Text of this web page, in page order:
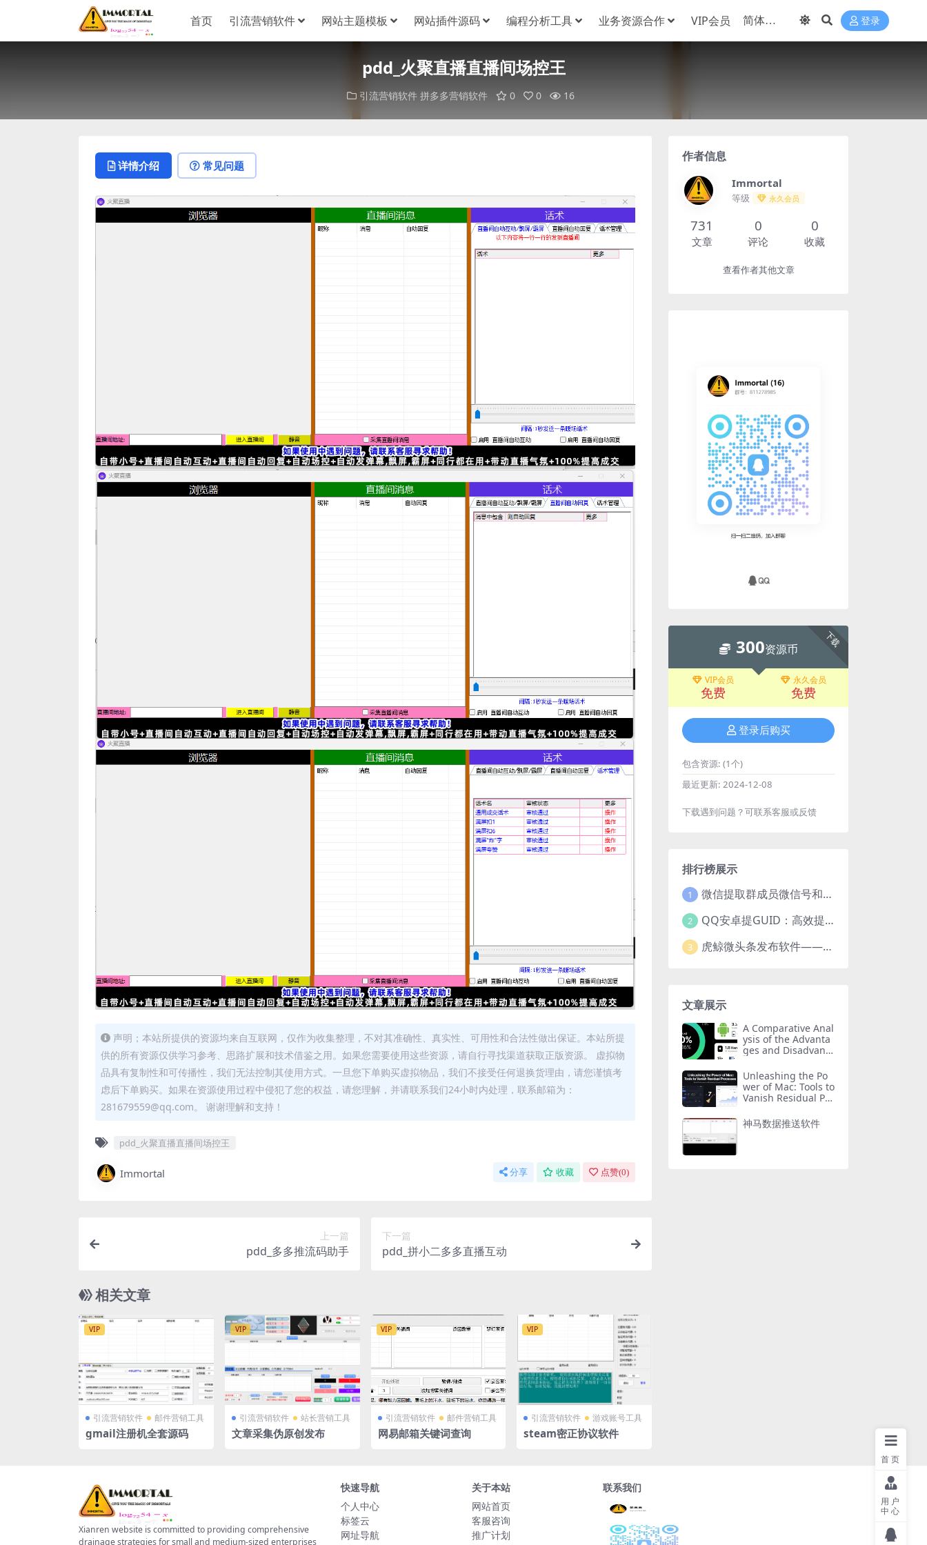
首页 引流营销软件 网站主题模板 网站插件源码 编程分析工具 业务资源合作 VIP会员 登录
pdd_火聚直播直播间场控王
引流营销软件 拼多多营销软件 0 0 16
详情介绍 常见问题
声明；本站所提供的资源均来自互联网，仅作为收集整理，不对其准确性、真实性、可用性和合法性做出保证。本站所提
供的所有资源仅供学习参考、思路扩展和技术借鉴之用。如果您需要使用这些资源，请自行寻找渠道获取正版资源。 虚拟物
品具有复制性和可传播性，我们无法控制其使用方式。一旦您下单购买虚拟物品，我们不接受任何退换货理由，请您谨慎考
虑后下单购买。如果在资源使用过程中侵犯了您的权益，请您理解，并请联系我们24小时内处理，联系邮箱为：
281679559@qq.com。 谢谢理解和支持！
pdd_火聚直播直播间场控王
Immortal 分享 收藏 点赞(0)
上一篇
pdd_多多推流码助手
下一篇
pdd_拼小二多多直播互动
相关文章
VIP
引流营销软件 邮件营销工具
gmail注册机全套源码
VIP
引流营销软件 站长营销工具
文章采集伪原创发布
VIP
引流营销软件 邮件营销工具
网易邮箱关键词查询
VIP
引流营销软件 游戏账号工具
steam密正协议软件
作者信息
Immortal
等级 永久会员
731
文章
0
评论
0
收藏
查看作者其他文章
下载
300资源币
VIP会员
免费
永久会员
免费
登录后购买
包含资源: (1个)
最近更新: 2024-12-08
下载遇到问题？可联系客服或反馈
排行榜展示
1 微信提取群成员微信号和VXid工具：功能介绍与使用指南
2 QQ安卓提GUID：高效提取常用安卓QQGUID的新工具
3 虎鲸微头条发布软件——智能高效的自媒体管理工具
文章展示
A Comparative Anal
ysis of the Advanta
ges and Disadvanta
monyOS, Android,
and Apple iOS
Unleashing the Po
wer of Mac: Tools to
Vanish Residual Pro
神马数据推送软件
Xianren website is committed to providing comprehensive
drainage strategies for small and medium-sized enterprises
快速导航
个人中心
标签云
网址导航
关于本站
网站首页
客服咨询
推广计划
联系我们
首页
用户
中心